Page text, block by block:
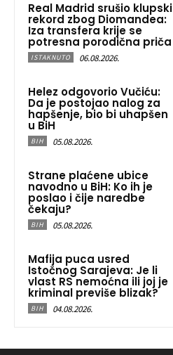
Real Madrid srušio klupski
rekord zbog Diomandea:
Iza transfera krije se
potresna porodična priča
ISTAKNUTO 06.08.2026.
Helez odgovorio Vučiću:
Da je postojao nalog za
hapšenje, bio bi uhapšen
u BiH
BIH 05.08.2026.
Strane plaćene ubice
navodno u BiH: Ko ih je
poslao i čije naredbe
čekaju?
BIH 05.08.2026.
Mafija puca usred
Istočnog Sarajeva: Je li
vlast RS nemoćna ili joj je
kriminal previše blizak?
BIH 04.08.2026.